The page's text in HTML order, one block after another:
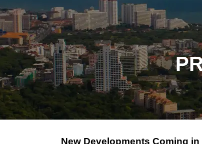
New Developments Coming in